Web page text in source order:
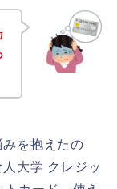
を抱えたの
大学 クレジッ